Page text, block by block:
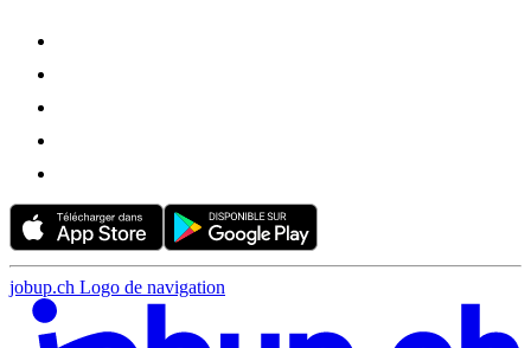
jobup.ch Logo de navigation